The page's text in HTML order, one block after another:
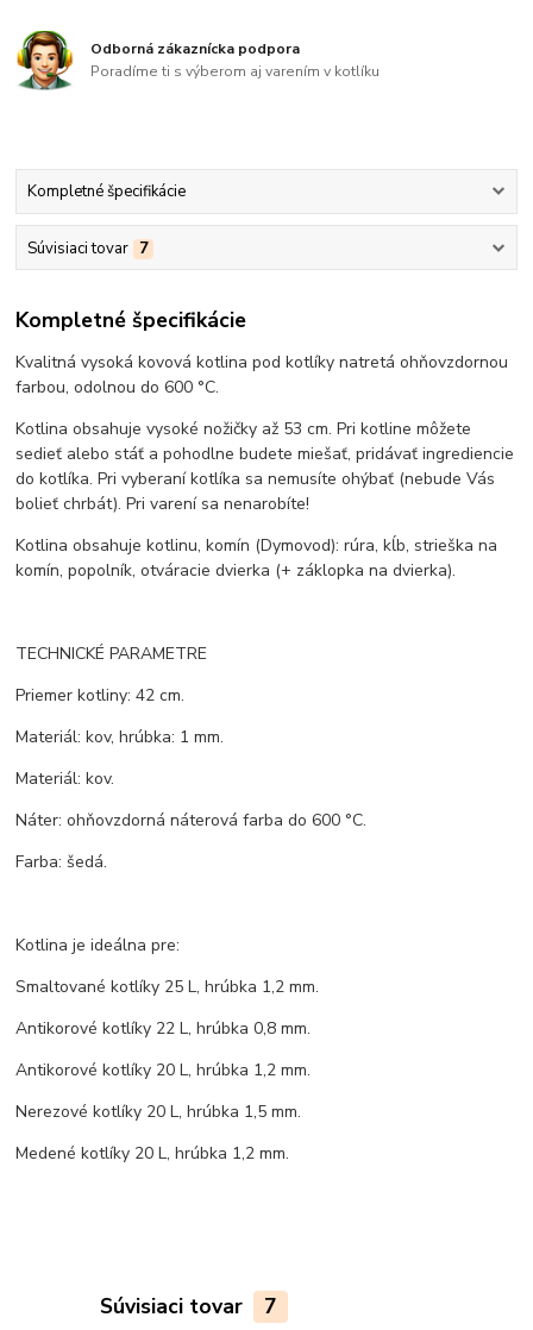
Odborná zákaznícka podpora
Poradíme ti s výberom aj varením v kotlíku
Kompletné špecifikácie
Súvisiaci tovar 7
Kompletné špecifikácie
Kvalitná vysoká kovová kotlina pod kotlíky natretá ohňovzdornou
farbou, odolnou do 600 °C.
Kotlina obsahuje vysoké nožičky až 53 cm. Pri kotline môžete
sedieť alebo stáť a pohodlne budete miešať, pridávať ingrediencie
do kotlíka. Pri vyberaní kotlíka sa nemusíte ohýbať (nebude Vás
bolieť chrbát). Pri varení sa nenarobíte!
Kotlina obsahuje kotlinu, komín (Dymovod): rúra, kĺb, strieška na
komín, popolník, otváracie dvierka (+ záklopka na dvierka).
TECHNICKÉ PARAMETRE
Priemer kotliny: 42 cm.
Materiál: kov, hrúbka: 1 mm.
Materiál: kov.
Náter: ohňovzdorná náterová farba do 600 °C.
Farba: šedá.
Kotlina je ideálna pre:
Smaltované kotlíky 25 L, hrúbka 1,2 mm.
Antikorové kotlíky 22 L, hrúbka 0,8 mm.
Antikorové kotlíky 20 L, hrúbka 1,2 mm.
Nerezové kotlíky 20 L, hrúbka 1,5 mm.
Medené kotlíky 20 L, hrúbka 1,2 mm.
Súvisiaci tovar 7